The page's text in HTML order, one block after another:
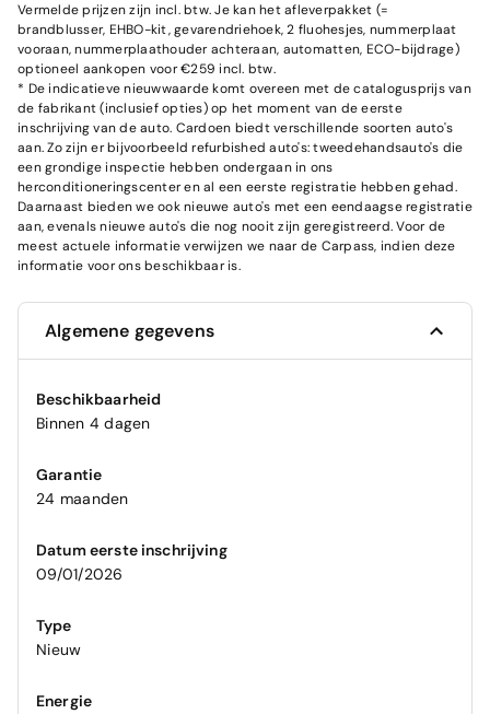
Vermelde prijzen zijn incl. btw. Je kan het afleverpakket (=
brandblusser, EHBO-kit, gevarendriehoek, 2 fluohesjes, nummerplaat
vooraan, nummerplaathouder achteraan, automatten, ECO-bijdrage)
optioneel aankopen voor €259 incl. btw.
* De indicatieve nieuwwaarde komt overeen met de catalogusprijs van
de fabrikant (inclusief opties) op het moment van de eerste
inschrijving van de auto. Cardoen biedt verschillende soorten auto's
aan. Zo zijn er bijvoorbeeld refurbished auto's: tweedehandsauto's die
een grondige inspectie hebben ondergaan in ons
herconditioneringscenter en al een eerste registratie hebben gehad.
Daarnaast bieden we ook nieuwe auto's met een eendaagse registratie
aan, evenals nieuwe auto's die nog nooit zijn geregistreerd. Voor de
meest actuele informatie verwijzen we naar de Carpass, indien deze
informatie voor ons beschikbaar is.
Algemene gegevens
Beschikbaarheid
Binnen 4 dagen
Garantie
24 maanden
Datum eerste inschrijving
09/01/2026
Type
Nieuw
Energie